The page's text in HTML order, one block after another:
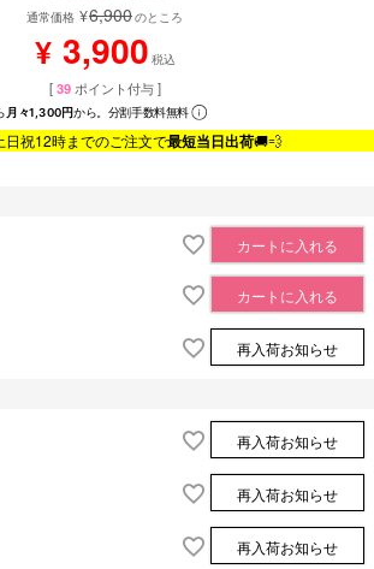
通常価格 ¥6,900のところ
¥ 3,900 税込
[ 39 ポイント付与 ]
月々1,300円から。分割手数料無料
日祝12時までのご注文で最短当日出荷🚚💨
カートに入れる
カートに入れる
再入荷お知らせ
再入荷お知らせ
再入荷お知らせ
再入荷お知らせ